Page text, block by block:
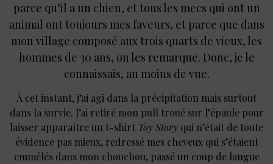
parce qu’il a un chien, et tous les mecs qui ont un
animal ont toujours mes faveurs, et parce que dans
mon village composé aux trois quarts de vieux, les
hommes de 30 ans, on les remarque. Donc, je le
connaissais, au moins de vue.
À cet instant, j’ai agi dans la précipitation mais surtout
dans la survie. J’ai retiré mon pull troué sur l’épaule pour
laisser apparaître un t-shirt Toy Story qui n’était de toute
évidence pas mieux, redressé mes cheveux qui s’étaient
emmêlés dans mon chouchou, passé un coup de langue